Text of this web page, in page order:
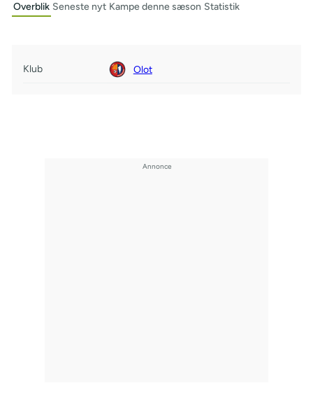
Overblik Seneste nyt Kampe denne sæson Statistik
Klub Olot